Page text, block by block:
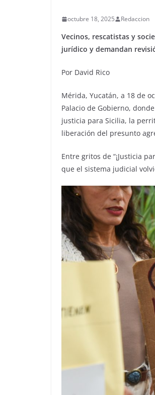
octubre 18, 2025 Redaccion
Vecinos, rescatistas y
jurídico y demandan
Por David Rico
Mérida, Yucatán, a 18 de
Palacio de Gobierno,
justicia para Sicilia, la
liberación del presunto
Entre gritos de “¡Justicia
que el sistema judicial